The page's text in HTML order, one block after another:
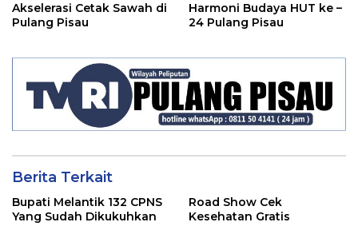
Akselerasi Cetak Sawah di
Pulang Pisau
Harmoni Budaya HUT ke –
24 Pulang Pisau
Berita Terkait
Bupati Melantik 132 CPNS
Yang Sudah Dikukuhkan
Road Show Cek
Kesehatan Gratis